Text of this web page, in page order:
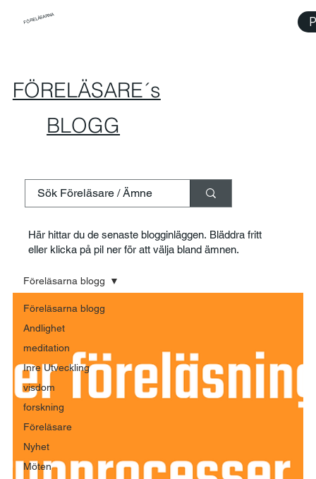
FÖRELÄSARNA
FÖRELÄSARE´s
BLOGG
Här hittar du de senaste blogginläggen. Bläddra fritt
eller klicka på pil ner för att välja bland ämnen.
Föreläsarna blogg
Andlighet
meditation
Inre Utveckling
visdom
forskning
Föreläsare
Nyhet
Möten
Föreläsarna blogg